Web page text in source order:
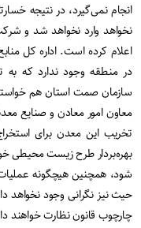
انجام نمی‌گیرد، در نتیجه
نخواهد وارد نخواهد شد و
اعلام کرده است. اداره کل
در منطقه وجود ندارد که
سازمان صمت استان هم
معاون امور معادن و صنایع
تخریب این معدن برای
بهره‌بردار طرح زیست محیطی
شود، همچنین هیچگونه
حیث نیز نگرانی وجود نخواهد
چارچوب قانون نظارت خواهند